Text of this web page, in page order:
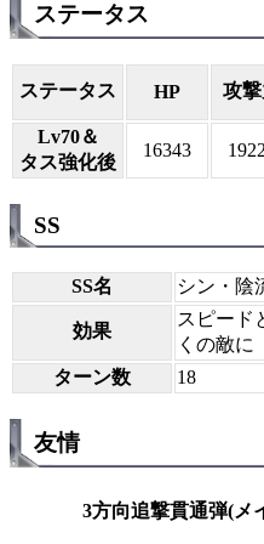
ステータス
ステータス HP 攻
Lv70＆
タス強化後
16343
SS
SS名 シン・陰
効果
スピード
くの敵に
ターン数
18
友情
3方向追撃貫通弾(メ